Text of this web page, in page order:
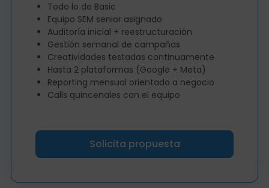
Todo lo de Basic
Equipo SEM senior asignado
Auditoría inicial + reestructuración
Gestión semanal de campañas
Creatividades testadas continuamente
Hasta 2 plataformas (Google + Meta)
Reporting mensual orientado a negocio
Calls quincenales con el equipo
Solicita propuesta